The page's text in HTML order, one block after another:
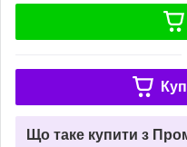
Що таке купити з